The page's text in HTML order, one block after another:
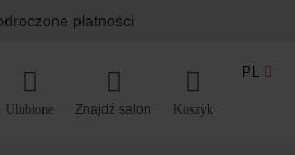
płatności
Ulubione Koszyk
PL